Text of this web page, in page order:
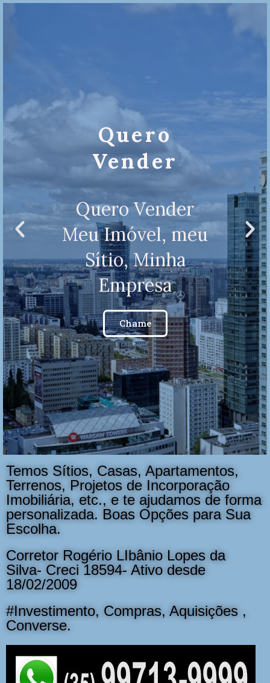
Temos Sítios, Casas, Apartamentos,
Terrenos, Projetos de Incorporação
Imobiliária, etc., e te ajudamos de forma
personalizada. Boas Opções para Sua
Escolha.
Corretor Rogério LIbânio Lopes da
Silva- Creci 18594- Ativo desde
18/02/2009
#Investimento, Compras, Aquisições ,
Converse.